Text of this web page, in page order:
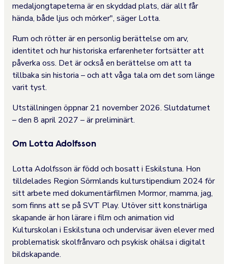
medaljongtapeterna är en skyddad plats, där allt får
hända, både ljus och mörker", säger Lotta.
Rum och rötter är en personlig berättelse om arv,
identitet och hur historiska erfarenheter fortsätter att
påverka oss. Det är också en berättelse om att ta
tillbaka sin historia – och att våga tala om det som länge
varit tyst.
Utställningen öppnar 21 november 2026. Slutdatumet
– den 8 april 2027 – är preliminärt.
Om Lotta Adolfsson
Lotta Adolfsson är född och bosatt i Eskilstuna. Hon
tilldelades Region Sörmlands kulturstipendium 2024 för
sitt arbete med dokumentärfilmen Mormor, mamma, jag,
som finns att se på SVT Play. Utöver sitt konstnärliga
skapande är hon lärare i film och animation vid
Kulturskolan i Eskilstuna och undervisar även elever med
problematisk skolfrånvaro och psykisk ohälsa i digitalt
bildskapande.